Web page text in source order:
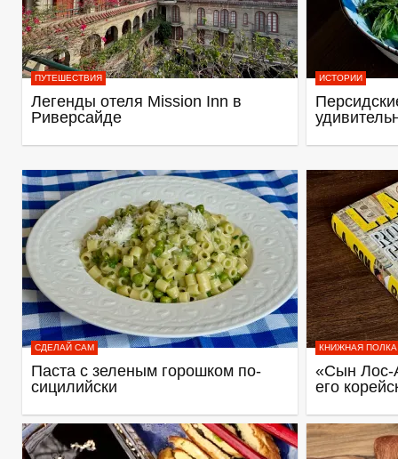
ПУТЕШЕСТВИЯ
Легенды отеля Mission Inn в
Риверсайде
ИСТОРИИ
СДЕЛАЙ САМ
Паста с зеленым горошком по-
сицилийски
КНИЖНАЯ ПОЛКА
«Сын Лос-
его